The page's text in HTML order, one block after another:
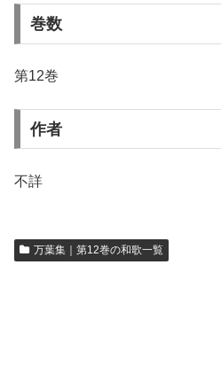
巻数
第12巻
作者
不詳
万葉集｜第12巻の和歌一覧